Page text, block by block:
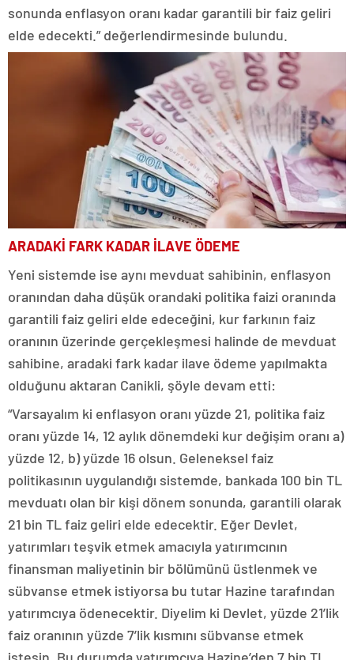
sonunda enflasyon oranı kadar garantili bir faiz geliri
elde edecekti.” değerlendirmesinde bulundu.
ARADAKİ FARK KADAR İLAVE ÖDEME
Yeni sistemde ise aynı mevduat sahibinin, enflasyon
oranından daha düşük orandaki politika faizi oranında
garantili faiz geliri elde edeceğini, kur farkının faiz
oranının üzerinde gerçekleşmesi halinde de mevduat
sahibine, aradaki fark kadar ilave ödeme yapılmakta
olduğunu aktaran Canikli, şöyle devam etti:
“Varsayalım ki enflasyon oranı yüzde 21, politika faiz
oranı yüzde 14, 12 aylık dönemdeki kur değişim oranı a)
yüzde 12, b) yüzde 16 olsun. Geleneksel faiz
politikasının uygulandığı sistemde, bankada 100 bin TL
mevduatı olan bir kişi dönem sonunda, garantili olarak
21 bin TL faiz geliri elde edecektir. Eğer Devlet,
yatırımları teşvik etmek amacıyla yatırımcının
finansman maliyetinin bir bölümünü üstlenmek ve
sübvanse etmek istiyorsa bu tutar Hazine tarafından
yatırımcıya ödenecektir. Diyelim ki Devlet, yüzde 21’lik
faiz oranının yüzde 7’lik kısmını sübvanse etmek